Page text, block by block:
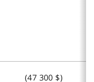
(47 300 $)